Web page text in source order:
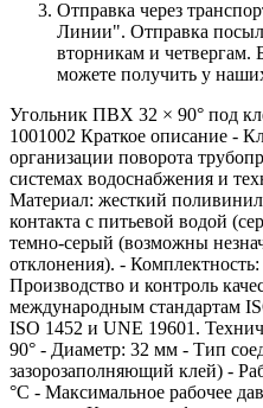
Отправка через
Линии". Отправка
вторникам и
можете получить у
Угольник ПВХ 32 × 90° под
1001002 Краткое описание -
организации поворота
системах водоснабжения и
Материал: жесткий
контакта с питьевой водой
темно‑серый (возможны
отклонения). -
Производство и контроль
международным стандартам
ISO 1452 и UNE 19601.
90° - Диаметр: 32 мм - Тип
зазорозаполняющий клей) -
°C - Максимальное рабочее